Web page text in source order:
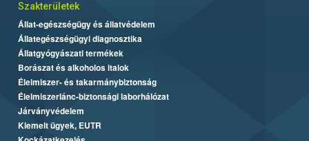
Szakterületek
Állat-egészségügy és állatvédelem
Állategészségügyi diagnosztika
Állatgyógyászati termékek
Borászat és alkoholos italok
Élelmiszer- és takarmánybiztonság
Élelmiszerlánc-biztonsági laborhálózat
Járványvédelem
Kiemelt ügyek, EUTR